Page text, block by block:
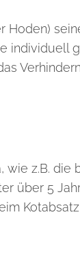
individuell
z.B. die
über 5